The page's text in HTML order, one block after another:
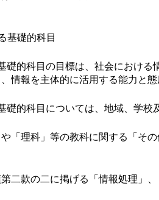
基礎的科目
的科目の目標は、社会における
情報を主体的に活用する能力と
的科目については、地域、学校
「理科」等の教科に関する「そ
二款の二に掲げる「情報処理」、